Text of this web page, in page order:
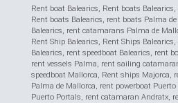
Rent boat Balearics, Rent boats
Rent boats Balearics, rent boats Palma
Balearics, rent catamarans Palma de
Rent Ship Balearics, Rent Ships
Balearics, rent speedboat Balearics, rent
rent vessels Palma, rent sailing
speedboat Mallorca, Rent ships Majorca,
Palma de Mallorca, rent powerboat
Puerto Portals, rent catamaran Andratx,